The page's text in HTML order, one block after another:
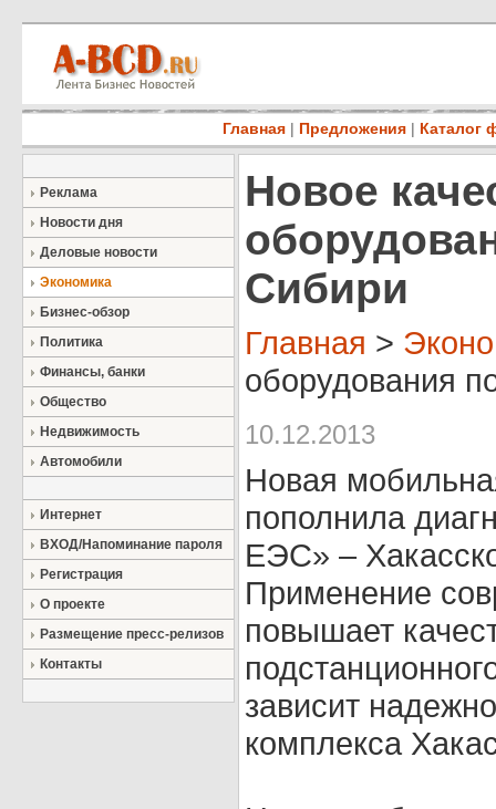
Главная | Предложения | Каталог
Реклама
Новости дня
Деловые новости
Экономика
Бизнес-обзор
Политика
Финансы, банки
Общество
Недвижимость
Автомобили
Интернет
ВХОД/Напоминание пароля
Регистрация
О проекте
Размещение пресс-релизов
Контакты
Новое
Сибири
Главная >
оборудования
10.12.2013
Новая
пополнила
ЕЭС» –
Применение
повышает
зависит
комплекса